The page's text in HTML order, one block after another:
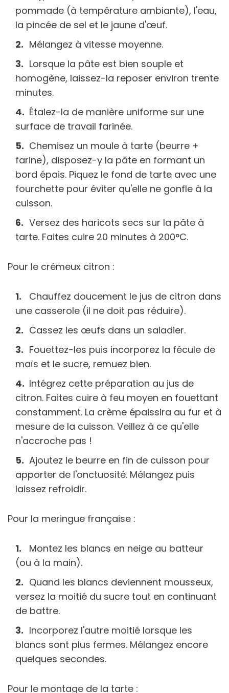
pommade (à température ambiante), l'eau,
la pincée de sel et le jaune d'œuf.
Mélangez à vitesse moyenne.
Lorsque la pâte est bien souple et
homogène, laissez-la reposer environ trente
minutes.
Étalez-la de manière uniforme sur une
surface de travail farinée.
Chemisez un moule à tarte (beurre +
farine), disposez-y la pâte en formant un
bord épais. Piquez le fond de tarte avec une
fourchette pour éviter qu'elle ne gonfle à la
cuisson.
Versez des haricots secs sur la pâte à
tarte. Faites cuire 20 minutes à 200°C.
Pour le crémeux citron :
Chauffez doucement le jus de citron dans
une casserole (il ne doit pas réduire).
Cassez les œufs dans un saladier.
Fouettez-les puis incorporez la fécule de
maïs et le sucre, remuez bien.
Intégrez cette préparation au jus de
citron. Faites cuire à feu moyen en fouettant
constamment. La crème épaissira au fur et à
mesure de la cuisson. Veillez à ce qu'elle
n'accroche pas !
Ajoutez le beurre en fin de cuisson pour
apporter de l'onctuosité. Mélangez puis
laissez refroidir.
Pour la meringue française :
Montez les blancs en neige au batteur
(ou à la main).
Quand les blancs deviennent mousseux,
versez la moitié du sucre tout en continuant
de battre.
Incorporez l'autre moitié lorsque les
blancs sont plus fermes. Mélangez encore
quelques secondes.
Pour le montage de la tarte :